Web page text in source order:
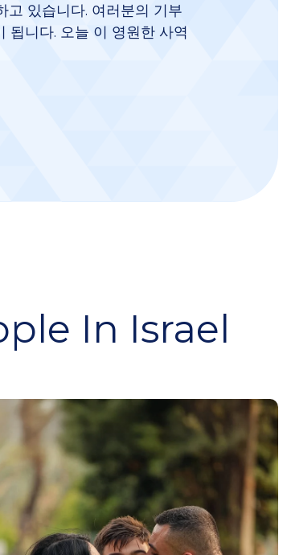
고 있습니다. 여러분의 기부
됩니다. 오늘 이 영원한 사역
In Israel